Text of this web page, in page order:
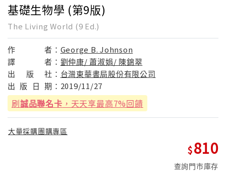
基礎生物學 (第9版)
The Living World (9 Ed.)
作 者： George B. Johnson
譯
者： 劉仲康/ 蕭淑娟/ 陳錦翠
出
版 社： 台灣東華書局股份有限公司
出 版 日 期： 2019/11/27
刷誠品聯名卡 ，天天享最高7%回饋
大量採購團購專區
810
查詢門市庫存